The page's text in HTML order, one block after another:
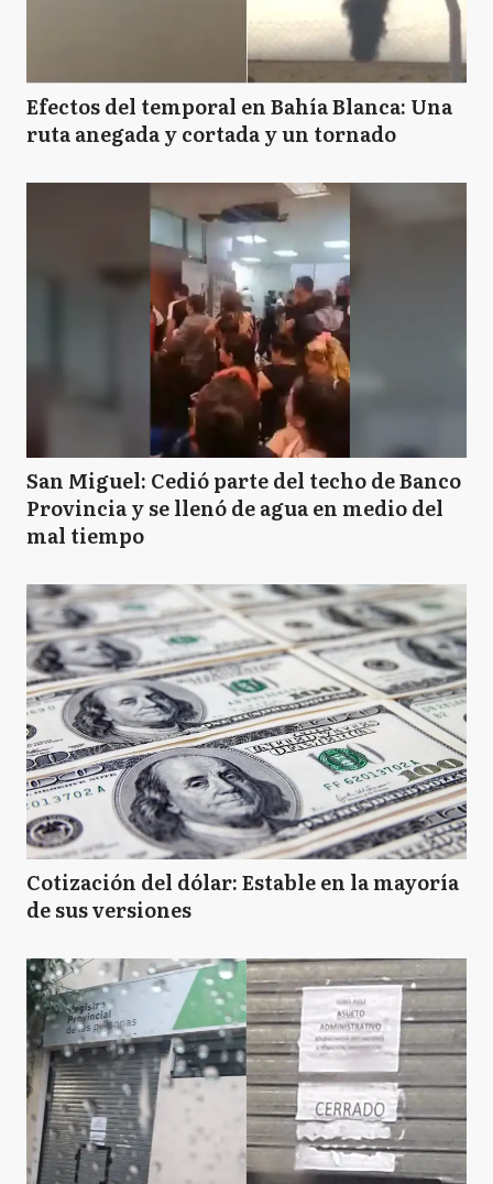
Efectos del temporal en Bahía Blanca: Una
ruta anegada y cortada y un tornado
San Miguel: Cedió parte del techo de Banco
Provincia y se llenó de agua en medio del
mal tiempo
Cotización del dólar: Estable en la mayoría
de sus versiones